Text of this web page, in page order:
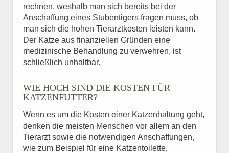
rechnen, weshalb man sich bereits bei der
Anschaffung eines Stubentigers fragen muss, ob
man sich die hohen Tierarztkosten leisten kann.
Der Katze aus finanziellen Gründen eine
medizinische Behandlung zu verwehren, ist
schließlich unhaltbar.
WIE HOCH SIND DIE KOSTEN FÜR
KATZENFUTTER?
Wenn es um die Kosten einer Katzenhaltung geht,
denken die meisten Menschen vor allem an den
Tierarzt sowie die notwendigen Anschaffungen,
wie zum Beispiel für eine Katzentoilette,